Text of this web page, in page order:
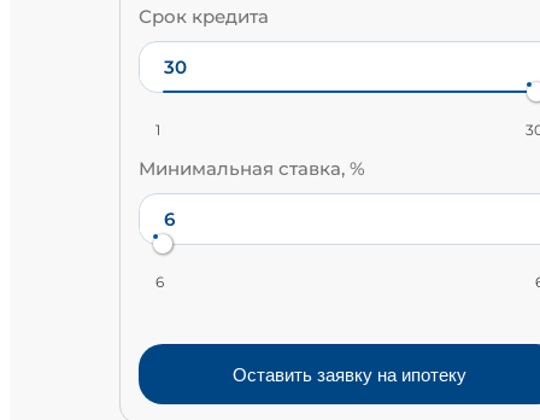
Срок кредита
1
Минимальная ставка, %
6
Оставить заявку на ипотеку